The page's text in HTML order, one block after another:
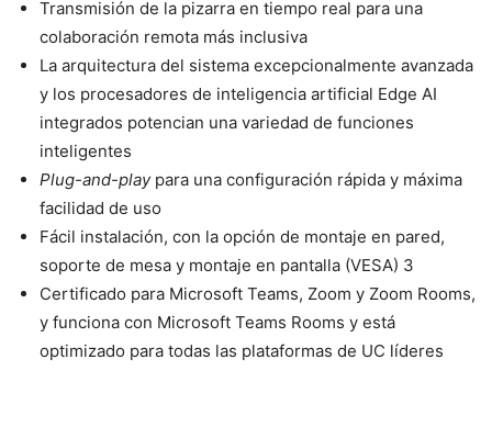
Transmisión de la pizarra en tiempo real para una
colaboración remota más inclusiva
La arquitectura del sistema excepcionalmente avanzada
y los procesadores de inteligencia artificial Edge AI
integrados potencian una variedad de funciones
inteligentes
Plug-and-playpara una configuración rápida y máxima
facilidad de uso
Fácil instalación, con la opción de montaje en pared,
soporte de mesa y montaje en pantalla (VESA) 3
Certificado para Microsoft Teams, Zoom y Zoom Rooms,
y funciona con Microsoft Teams Rooms y está
optimizado para todas las plataformas de UC líderes